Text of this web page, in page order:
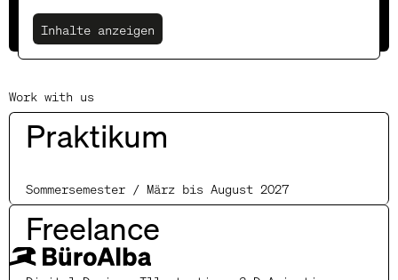
Subscribe
Inhalte anzeigen
Work with us
Praktikum
Sommersemester / März bis August 2027
Freelance